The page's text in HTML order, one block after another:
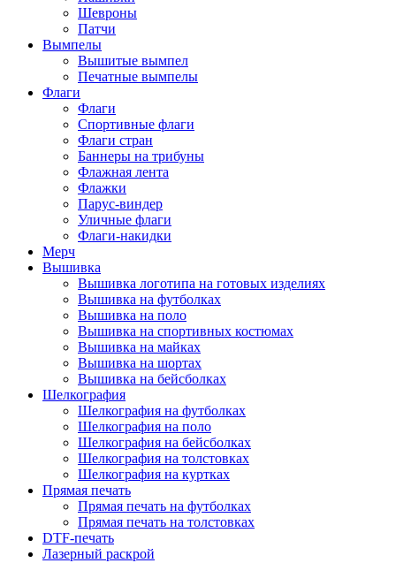
Шевроны
Патчи
Вымпелы
Вышитые вымпел
Печатные вымпелы
Флаги
Флаги
Спортивные флаги
Флаги стран
Баннеры на трибуны
Флажная лента
Флажки
Парус-виндер
Уличные флаги
Флаги-накидки
Мерч
Вышивка
Вышивка логотипа на готовых изделиях
Вышивка на футболках
Вышивка на поло
Вышивка на спортивных костюмах
Вышивка на майках
Вышивка на шортах
Вышивка на бейсболках
Шелкография
Шелкография на футболках
Шелкография на поло
Шелкография на бейсболках
Шелкография на толстовках
Шелкография на куртках
Прямая печать
Прямая печать на футболках
Прямая печать на толстовках
DTF-печать
Лазерный раскрой